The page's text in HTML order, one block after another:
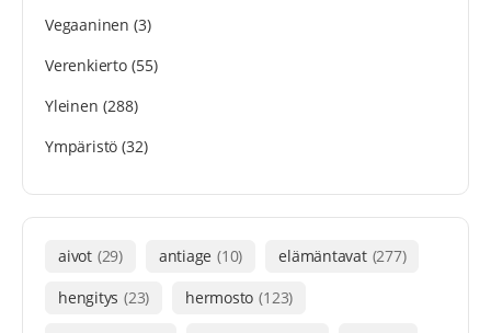
Vegaaninen (3)
Verenkierto(55)
Yleinen (288)
Ympäristö (32)
aivot (29) antiage (10) elämäntavat (277)
hengitys (23) hermosto (123)